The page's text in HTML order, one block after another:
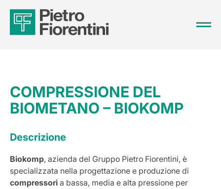
COMPRESSIONE DEL
BIOMETANO – BIOKOMP
Descrizione
Biokomp, azienda del Gruppo Pietro Fiorentini, è
specializzata nella progettazione e produzione di
compressori a bassa, media e alta pressione per